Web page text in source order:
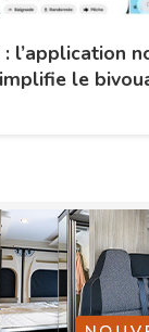
l’application
le